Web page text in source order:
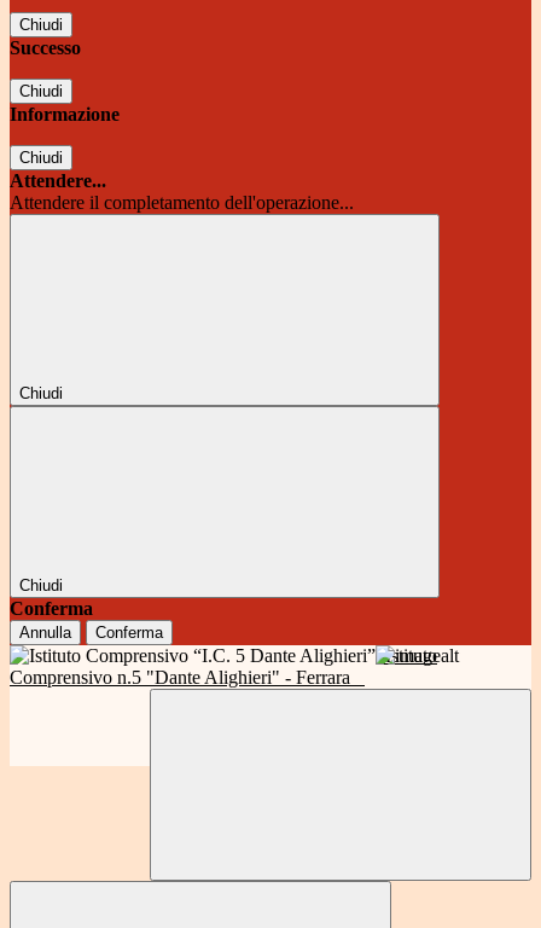
Chiudi
Successo
Chiudi
Informazione
Chiudi
Attendere...
Attendere il completamento dell'operazione...
Chiudi
Chiudi
Conferma
Annulla Conferma
Istituto
Comprensivo n.5 "Dante Alighieri" - Ferrara